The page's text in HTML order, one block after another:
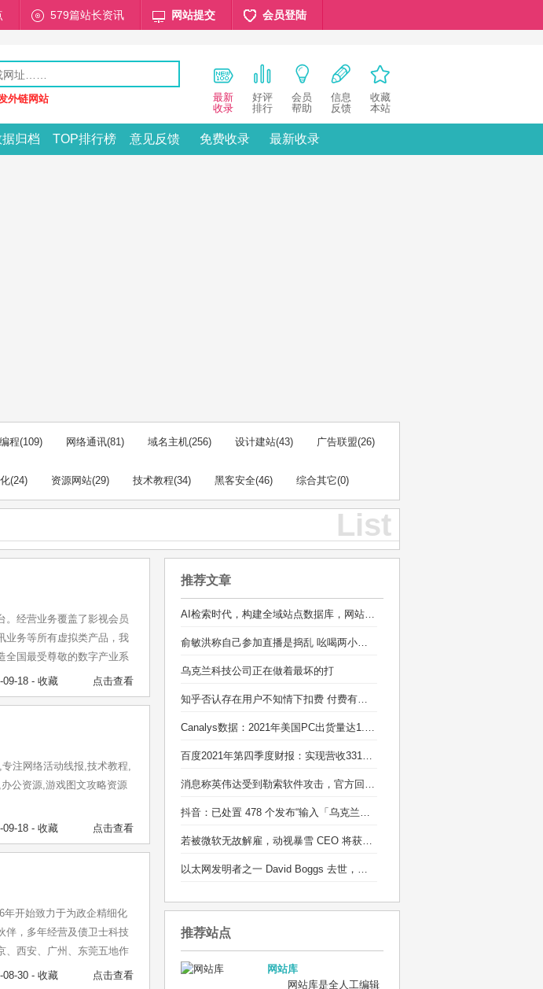
579篇站长资讯 网站提交 会员登陆
外链网站
最新
收录
好评
排行
会员
帮助
信息
反馈
收藏
本站
归档 TOP排行榜 意见反馈 免费收录 最新收录
程(109) 网络通讯(81) 域名主机(256) 设计建站(43) 广告联盟(26)
(24) 资源网站(29) 技术教程(34) 黑客安全(46) 综合其它(0)
List
。经营业务覆盖了影视会员
业务等所有虚拟类产品，我
全国最受尊敬的数字产业系
09-18 - 收藏 点击查看
注网络活动线报,技术教程,
公资源,游戏图文攻略资源
09-18 - 收藏 点击查看
年开始致力于为政企精细化
伴，多年经营及债卫士科技
、西安、广州、东莞五地作
M+科技秉承科技赋能政企数
08-30 - 收藏 点击查看
推荐文章
AI检索时代，构建全域站点数据库，网站库上线运营
俞敏洪称自己参加直播是捣乱 吆喝两小时销售额100多万
乌克兰科技公司正在做着最坏的打
知乎否认存在用户不知情下扣费 付费有标准的通知流程
Canalys数据：2021年美国PC出货量达1.35亿台
百度2021年第四季度财报：实现营收331亿元
消息称英伟达受到勒索软件攻击，官方回应：正在调查
抖音：已处置 478 个发布“输入「乌克兰」有爆炸特效”等不实信息的违规账号
若被微软无故解雇，动视暴雪 CEO 将获得近 1 亿元离职补偿
以太网发明者之一 David Boggs 去世，享年 71 岁：他的成果造福了全球用户
推荐站点
网站库
网站库是全人工编辑